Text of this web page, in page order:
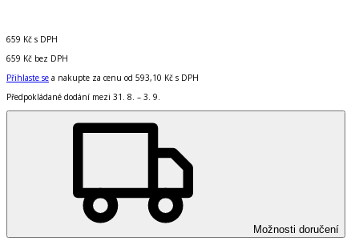
659 Kč s DPH
659 Kč bez DPH
Přihlaste se a nakupte za cenu od 593,10 Kč s DPH
Předpokládané dodání mezi 31. 8. – 3. 9.
Možnosti doručení